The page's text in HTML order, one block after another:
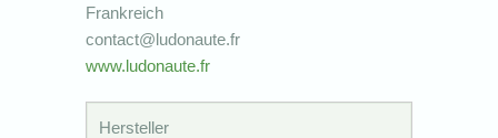
Frankreich
contact@ludonaute.fr
www.ludonaute.fr
Hersteller